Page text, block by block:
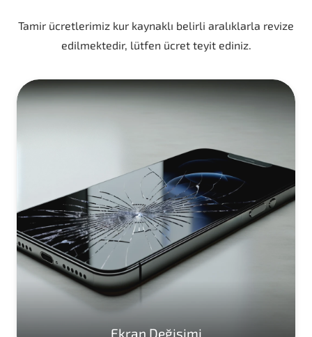
Tamir ücretlerimiz kur kaynaklı belirli aralıklarla revize
edilmektedir, lütfen ücret teyit ediniz.
Ekran Değişimi